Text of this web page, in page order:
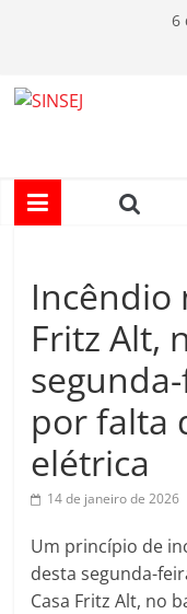
conteúdo
6
I
S
E
Incêndio
Fritz Alt,
por falta
elétrica
14 de janeiro de 2026
Um princípio de
desta segunda-
Casa Fritz Alt, no